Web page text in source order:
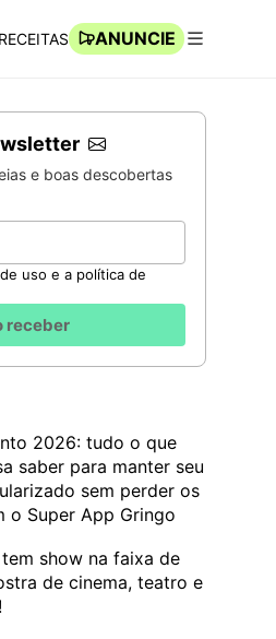
Rápida
RECEITAS
ANUNCIE
e boas descobertas
uso e a política de
receber
2026: tudo o que
saber para manter seu
sem perder os
o Super App Gringo
tem show na faixa de
de cinema, teatro e